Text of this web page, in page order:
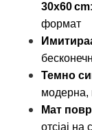
30x60 cm
формат
Темно
модерна,
Мат
отсјај на